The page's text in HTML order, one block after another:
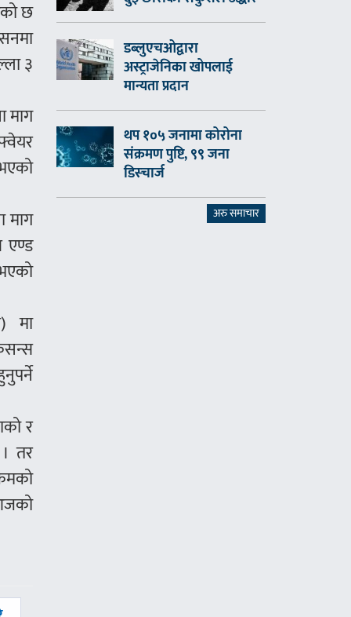
छ
३
माग
माग
एण्ड
मा
र
तर
डब्लुएचओद्वारा
अस्ट्राजेनिका खोपलाई
मान्यता प्रदान
थप १०५ जनामा कोरोना
संक्रमण पुष्टि, ९९ जना
डिस्चार्ज
अरु समाचार